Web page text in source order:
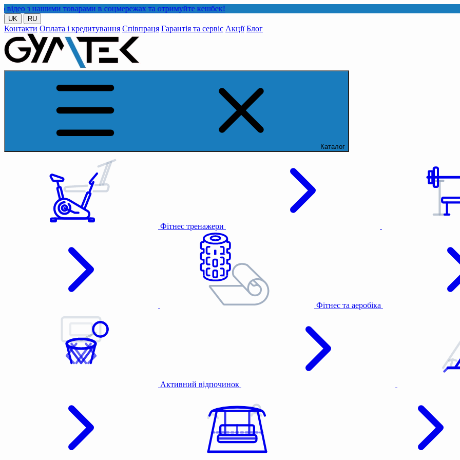
товарами в соцмережах та отримуйте кешбек!
UK RU
Контакти Оплата і кредитування Співпраця Гарантія та сервіс Акції Блог
Каталог
Фітнес тренажери
Фітнес та аеробіка
Активний відпочинок